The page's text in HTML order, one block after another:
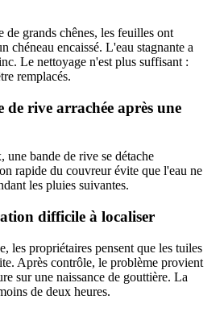
de grands chênes, les feuilles ont
chéneau encaissé. L'eau stagnante a
Le nettoyage n'est plus suffisant :
remplacés.
de rive arrachée après une
une bande de rive se détache
rapide du couvreur évite que l'eau ne
les pluies suivantes.
difficile à localiser
les propriétaires pensent que les tuiles
Après contrôle, le problème provient
sur une naissance de gouttière. La
de deux heures.